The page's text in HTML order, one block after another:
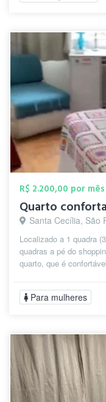
R$ 2.200,00 por mês
Quarto
Santa Cecília, São
Localizado a 1 quadra
quadras a pé do
quarto, que é
Para mulheres